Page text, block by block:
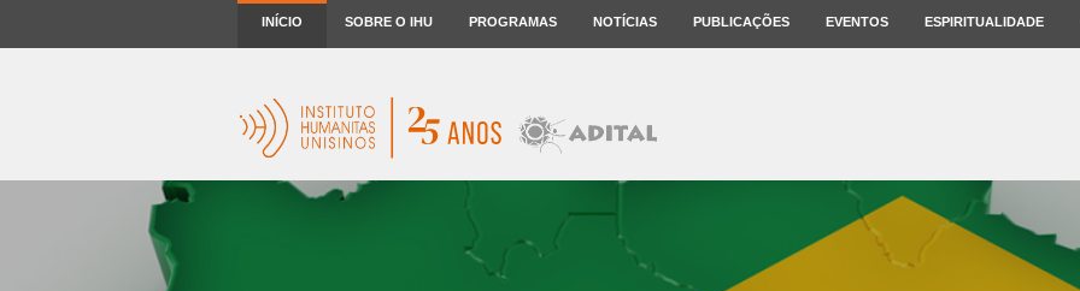
INÍCIO SOBRE O IHU PROGRAMAS NOTÍCIAS PUBLICAÇÕES EVENTOS ESPIRITUALIDADE